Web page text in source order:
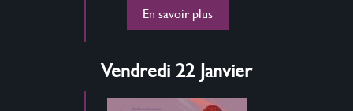
En savoir plus
Vendredi 22 Janvier